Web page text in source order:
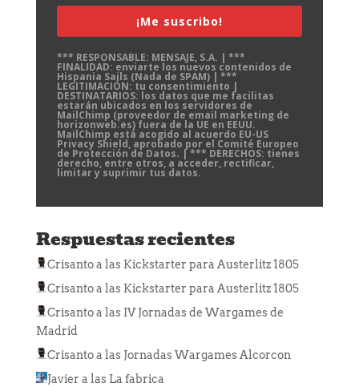
¡Me suscribo!
*** RESPONSABLE: MENSAJE, S.A. | ***
FINALIDAD: enviarte los nuevos contenidos de
Hispania Sails (Nada de SPAM) | ***
LEGITIMACIÓN: tu consentimiento |
DESTINATARIOS: los datos que me facilitas
estarán ubicados en los servidores de
MailChimp (proveedor de email marketing de
horizonweb.es) fuera de la UE en EEUU.
MailChimp está acogido al acuerdo EU-US
Privacy Shield, aprobado por el Comité Europeo
de Protección de Datos. | *** DERECHOS: tienes
derecho, entre otros, a acceder, rectificar,
limitar y suprimir tus datos.
Respuestas recientes
Crisantoa las Kickstarter para Austerlitz 1805
Crisantoa las Kickstarter para Austerlitz 1805
Crisantoa las IV Jornadas de Wargames de
Madrid
Crisantoa las Jornadas Wargames Alcorcon
Javier a las La fabrica